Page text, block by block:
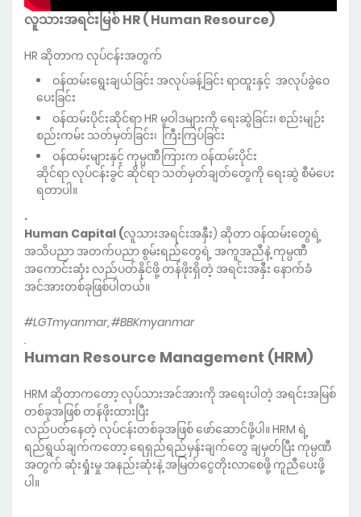
လူသားအရင်းမြစ် HR ( Human Resource)
HR ဆိုတာက လုပ်ငန်းအတွက်
ဝန်ထမ်းရွေးချယ်ခြင်း အလုပ်ခန့်ခြင်း ရာထူးနှင့် အလုပ်ခွဲဝေ
ပေးခြင်း
ဝန်ထမ်းပိုင်းဆိုင်ရာ HR မူဝါဒများကို ရေးဆွဲခြင်း၊ စည်းမျဉ်း
စည်းကမ်း သတ်မှတ်ခြင်း၊ ကြီးကြပ်ခြင်း
ဝန်ထမ်းများနှင့် ကုမ္ပဏီကြားက ဝန်ထမ်းပိုင်း
ဆိုင်ရာ လုပ်ငန်းခွင် ဆိုင်ရာ သတ်မှတ်ချတ်တွေကို ရေးဆွဲ စီမံပေး
ရတာပါ။
.
Human Capital (လူသားအရင်းအနှီး) ဆိုတာ ဝန်ထမ်းတွေရဲ့
အသိပညာ အတက်ပညာ စွမ်းရည်တွေရဲ့ အကူအညီနဲ့ ကုမ္ပဏီ
‌အကောင်းဆုံး လည်ပတ်နိုင်ဖို့ တန်ဖိုးရှိတဲ့ အရင်းအနှီး ‌နောက်ခံ
အင်အားတစ်ခုဖြစ်ပါတယ်။
#LGTmyanmar, #BBKmyanmar
.
Human Resource Management (HRM)
HRM ဆိုတာကတော့ လုပ်သားအင်အားကို အရေးပါတဲ့ အရင်းအမြစ်
တစ်ခုအဖြစ် တန်ဖိုးထားပြီး
လည်ပတ်နေတဲ့ လုပ်ငန်းတစ်ခုအဖြစ် ဖော်ဆောင်ဖို့ပါ။ HRM ရဲ့
ရည်ရွယ်ချက်ကတော့ ရေရှည်ရည်မှန်းချက်တွေ ချမှတ်ပြီး ကုမ္ပဏီ
အတွက် ဆုံးရှုံးမှု အနည်းဆုံးနဲ့ အမြတ်ငွေတိုးလာစေဖို့ ကူညီပေးဖို့
ပါ။